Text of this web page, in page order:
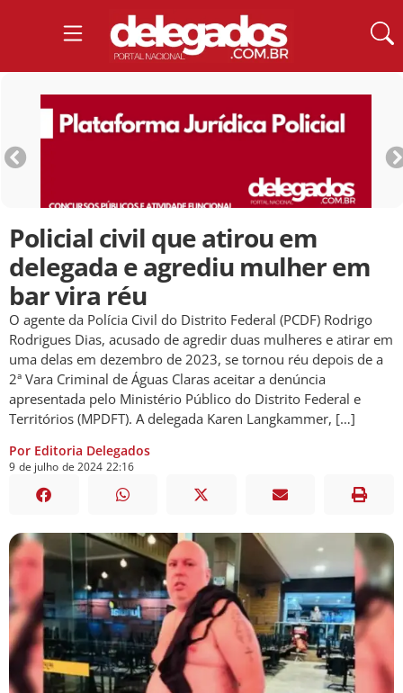
Policial civil que atirou em
delegada e agrediu mulher em
bar vira réu
O agente da Polícia Civil do Distrito Federal (PCDF) Rodrigo
Rodrigues Dias, acusado de agredir duas mulheres e atirar em
uma delas em dezembro de 2023, se tornou réu depois de a
2ª Vara Criminal de Águas Claras aceitar a denúncia
apresentada pelo Ministério Público do Distrito Federal e
Territórios (MPDFT). A delegada Karen Langkammer, […]
Por Editoria Delegados
9 de julho de 2024 22:16